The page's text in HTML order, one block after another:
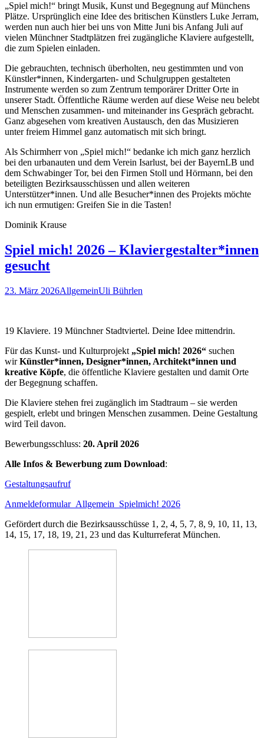
„Spiel mich!“ bringt Musik, Kunst und Begegnung auf Münchens
Plätze. Ursprünglich eine Idee des britischen Künstlers Luke Jerram,
werden nun auch hier bei uns von Mitte Juni bis Anfang Juli auf
vielen Münchner Stadtplätzen frei zugängliche Klaviere aufgestellt,
die zum Spielen einladen.
Die gebrauchten, technisch überholten, neu gestimmten und von
Künstler*innen, Kindergarten- und Schulgruppen gestalteten
Instrumente werden so zum Zentrum temporärer Dritter Orte in
unserer Stadt. Öffentliche Räume werden auf diese Weise neu belebt
und Menschen zusammen- und miteinander ins Gespräch gebracht.
Ganz abgesehen vom kreativen Austausch, den das Musizieren
unter freiem Himmel ganz automatisch mit sich bringt.
Als Schirmherr von „Spiel mich!“ bedanke ich mich ganz herzlich
bei den urbanauten und dem Verein Isarlust, bei der BayernLB und
dem Schwabinger Tor, bei den Firmen Stoll und Hörmann, bei den
beteiligten Bezirksausschüssen und allen weiteren
Unterstützer*innen. Und alle Besucher*innen des Projekts möchte
ich nun ermutigen: Greifen Sie in die Tasten!
Dominik Krause
Spiel mich! 2026 – Klaviergestalter*innen
gesucht
23. März 2026AllgemeinUli Bührlen
19 Klaviere. 19 Münchner Stadtviertel. Deine Idee mittendrin.
Für das Kunst- und Kulturprojekt „Spiel mich! 2026“ suchen
wirKünstler*innen, Designer*innen, Architekt*innen und
kreative Köpfe, die öffentliche Klaviere gestalten und damit Orte
der Begegnung schaffen.
Die Klaviere stehen frei zugänglich im Stadtraum – sie werden
gespielt, erlebt und bringen Menschen zusammen. Deine Gestaltung
wird Teil davon.
Bewerbungsschluss: 20. April 2026
Alle Infos & Bewerbung zum Download:
Gestaltungsaufruf
Anmeldeformular_Allgemein_Spielmich! 2026
Gefördert durch die Bezirksausschüsse 1, 2, 4, 5, 7, 8, 9, 10, 11, 13,
14, 15, 17, 18, 19, 21, 23 und das Kulturreferat München.